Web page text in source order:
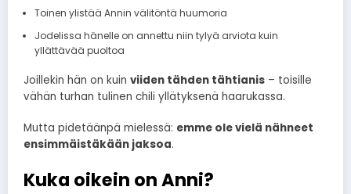
Toinen ylistää Annin välitöntä huumoria
Jodelissa hänelle on annettu niin tylyä arviota kuin
yllättävää puoltoa
Joillekin hän on kuin viiden tähden tähtianis – toisille
vähän turhan tulinen chili yllätyksenä haarukassa.
Mutta pidetäänpä mielessä: emme ole vielä nähneet
ensimmäistäkään jaksoa.
Kuka oikein on Anni?